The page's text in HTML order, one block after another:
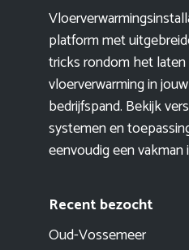
platform met
tricks rondom het laten
vloerverwarming in
bedrijfspand. Bekijk
systemen en
eenvoudig een vakman
Recent bezocht
Oud-Vossemeer